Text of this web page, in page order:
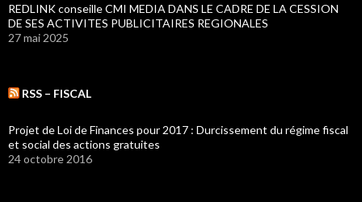
REDLINK conseille CMI MEDIA DANS LE CADRE DE LA CESSION
DE SES ACTIVITES PUBLICITAIRES REGIONALES
27 mai 2025
RSS – FISCAL
Projet de Loi de Finances pour 2017 : Durcissement du régime fiscal
et social des actions gratuites
24 octobre 2016